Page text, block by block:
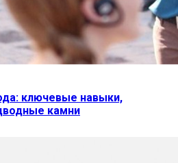
ключевые навыки,
камни